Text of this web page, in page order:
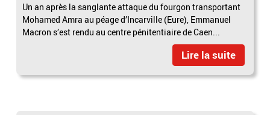
Un an après la sanglante attaque du fourgon transportant
Mohamed Amra au péage d’Incarville (Eure), Emmanuel
Macron s’est rendu au centre pénitentiaire de Caen...
Lire la suite